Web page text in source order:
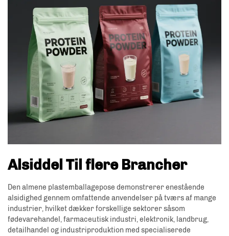
Alsiddel Til flere Brancher
Den almene plastemballagepose demonstrerer enestående
alsidighed gennem omfattende anvendelser på tværs af mange
industrier, hvilket dækker forskellige sektorer såsom
fødevarehandel, farmaceutisk industri, elektronik, landbrug,
detailhandel og industriproduktion med specialiserede